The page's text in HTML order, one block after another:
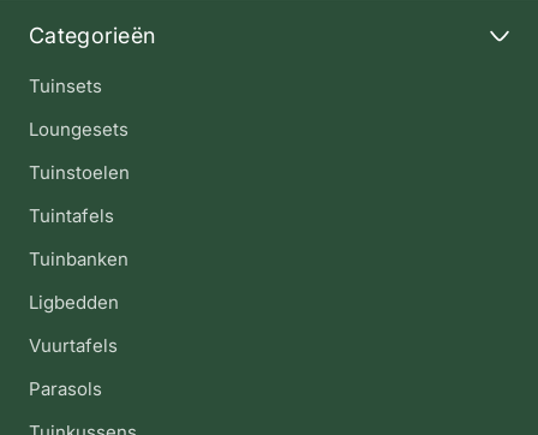
Categorieën
Tuinsets
Loungesets
Tuinstoelen
Tuintafels
Tuinbanken
Ligbedden
Vuurtafels
Parasols